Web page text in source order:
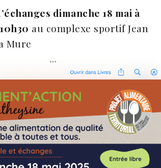
dimanche 18 mai à
au complexe sportif Jean
Mure